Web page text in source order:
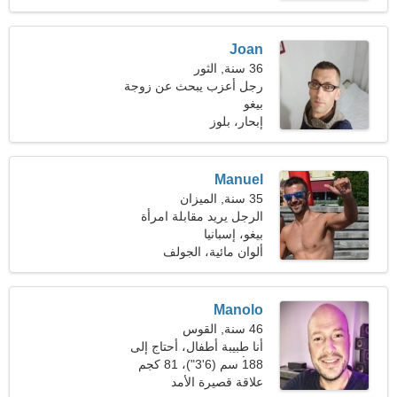
Joan
36 سنة, الثور
رجل أعزب يبحث عن زوجة
بيغو
إبحار، بلوز
Manuel
35 سنة, الميزان
الرجل يريد مقابلة امرأة
بيغو، إسبانيا
ألوان مائية، الجولف
Manolo
46 سنة, القوس
أنا طبيبة أطفال، أحتاج إلى
امرأة ساحرة
188 سم (6'3")، 81 كجم
(178 رطلا)
علاقة قصيرة الأمد